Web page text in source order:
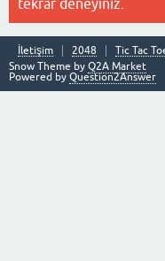
tekrar deneyiniz.
İletişim 2048 Tic Tac
Snow Theme by Q2A Market
Powered by Question2Answer